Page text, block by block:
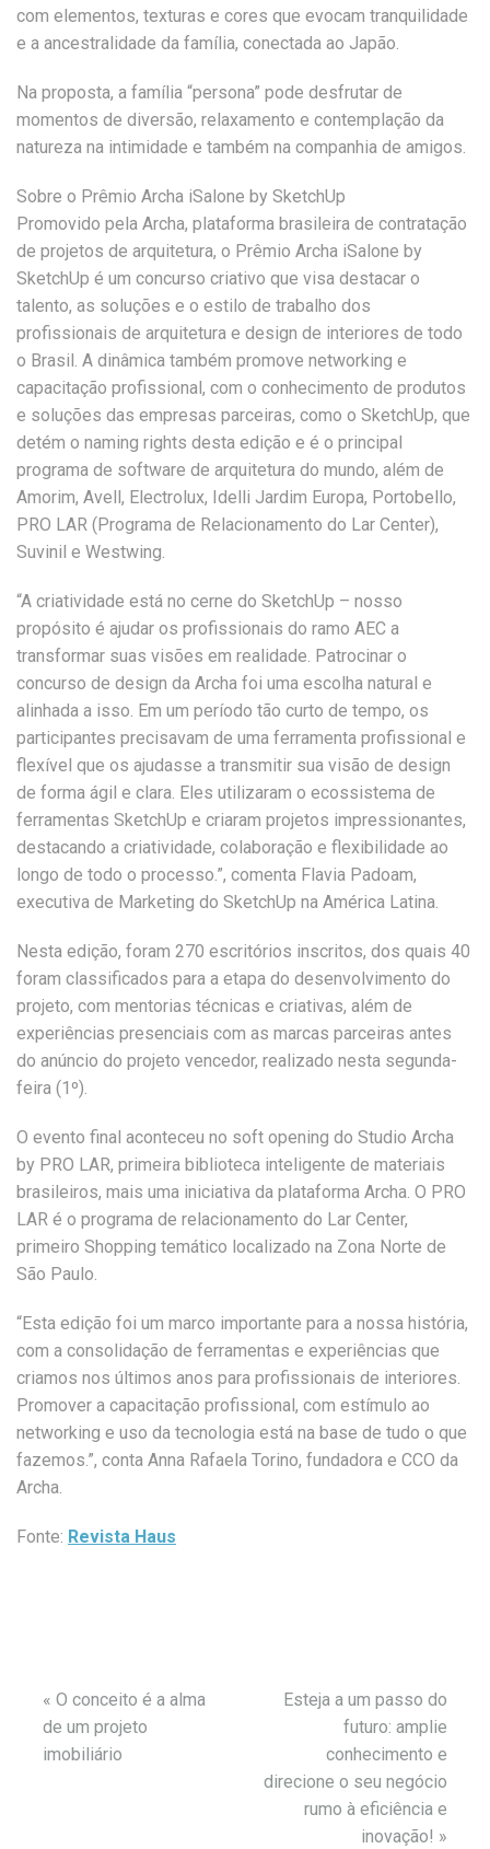
com elementos, texturas e cores que evocam tranquilidade
e a ancestralidade da família, conectada ao Japão.
Na proposta, a família “persona” pode desfrutar de
momentos de diversão, relaxamento e contemplação da
natureza na intimidade e também na companhia de amigos.
Sobre o Prêmio Archa iSalone by SketchUp
Promovido pela Archa, plataforma brasileira de contratação
de projetos de arquitetura, o Prêmio Archa iSalone by
SketchUp é um concurso criativo que visa destacar o
talento, as soluções e o estilo de trabalho dos
profissionais de arquitetura e design de interiores de todo
o Brasil. A dinâmica também promove networking e
capacitação profissional, com o conhecimento de produtos
e soluções das empresas parceiras, como o SketchUp, que
detém o naming rights desta edição e é o principal
programa de software de arquitetura do mundo, além de
Amorim, Avell, Electrolux, Idelli Jardim Europa, Portobello,
PRO LAR (Programa de Relacionamento do Lar Center),
Suvinil e Westwing.
“A criatividade está no cerne do SketchUp – nosso
propósito é ajudar os profissionais do ramo AEC a
transformar suas visões em realidade. Patrocinar o
concurso de design da Archa foi uma escolha natural e
alinhada a isso. Em um período tão curto de tempo, os
participantes precisavam de uma ferramenta profissional e
flexível que os ajudasse a transmitir sua visão de design
de forma ágil e clara. Eles utilizaram o ecossistema de
ferramentas SketchUp e criaram projetos impressionantes,
destacando a criatividade, colaboração e flexibilidade ao
longo de todo o processo.”, comenta Flavia Padoam,
executiva de Marketing do SketchUp na América Latina.
Nesta edição, foram 270 escritórios inscritos, dos quais 40
foram classificados para a etapa do desenvolvimento do
projeto, com mentorias técnicas e criativas, além de
experiências presenciais com as marcas parceiras antes
do anúncio do projeto vencedor, realizado nesta segunda-
feira (1º).
O evento final aconteceu no soft opening do Studio Archa
by PRO LAR, primeira biblioteca inteligente de materiais
brasileiros, mais uma iniciativa da plataforma Archa. O PRO
LAR é o programa de relacionamento do Lar Center,
primeiro Shopping temático localizado na Zona Norte de
São Paulo.
“Esta edição foi um marco importante para a nossa história,
com a consolidação de ferramentas e experiências que
criamos nos últimos anos para profissionais de interiores.
Promover a capacitação profissional, com estímulo ao
networking e uso da tecnologia está na base de tudo o que
fazemos.”, conta Anna Rafaela Torino, fundadora e CCO da
Archa.
Fonte: Revista Haus
« O conceito é a alma
de um projeto
imobiliário
Esteja a um passo do
futuro: amplie
conhecimento e
direcione o seu negócio
rumo à eficiência e
inovação! »